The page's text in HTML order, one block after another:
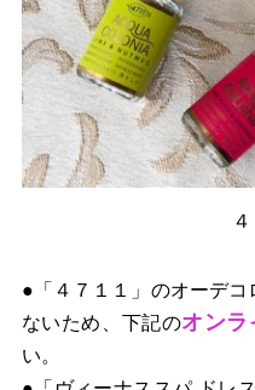
●「４７１１」のオーデ
ないため、下記のオンラ
い。